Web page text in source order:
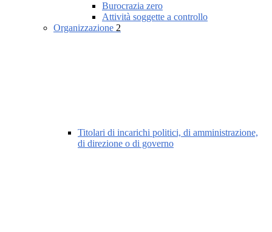
Burocrazia zero
Attività soggette a controllo
Organizzazione 2
Titolari di incarichi politici, di amministrazione,
di direzione o di governo